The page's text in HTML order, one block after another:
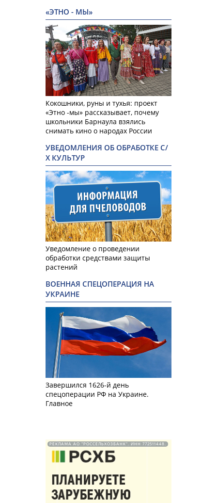
«ЭТНО - МЫ»
Кокошники, руны и тухья: проект
«Этно -мы» рассказывает, почему
школьники Барнаула взялись
снимать кино о народах России
УВЕДОМЛЕНИЯ ОБ ОБРАБОТКЕ С/
Х КУЛЬТУР
Уведомление о проведении
обработки средствами защиты
растений
ВОЕННАЯ СПЕЦОПЕРАЦИЯ НА
УКРАИНЕ
Завершился 1626-й день
спецоперации РФ на Украине.
Главное
РЕКЛАМА АО "РОССЕЛЬХОЗБАНК". ИНН 772511448.